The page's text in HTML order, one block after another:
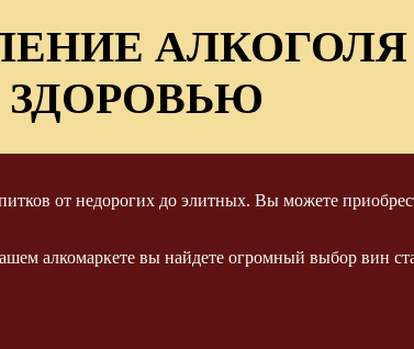
ЗДОРОВЬЮ
от недорогих до элитных. Вы можете
алкомаркете вы найдете огромный выбор вин